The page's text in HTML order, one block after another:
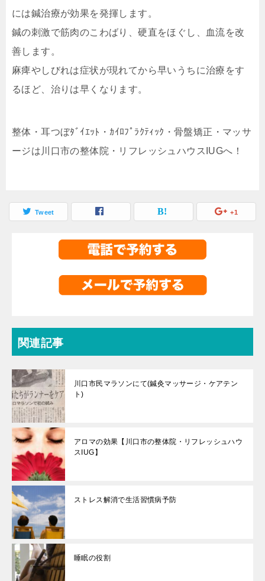
には鍼治療が効果を発揮します。
鍼の刺激で筋肉のこわばり、硬直をほぐし、血流を改
善します。
麻痺やしびれは症状が現れてから早いうちに治療をす
るほど、治りは早くなります。
整体・耳つぼﾀﾞｲｴｯﾄ・ｶｲﾛﾌﾟﾗｸﾃｨｯｸ・骨盤矯正・マッサ
ージは川口市の整体院・リフレッシュハウスIUGへ！
Tweet +1
関連記事
川口市民マラソンにて(鍼灸マッサージ・ケアテン
ト)
アロマの効果【川口市の整体院・リフレッシュハウ
スIUG】
ストレス解消で生活習慣病予防
睡眠の役割